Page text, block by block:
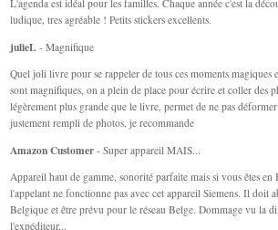
L'agenda est idéal pour les familles. Chaque année c'est la
ludique, tres agréable ! Petits stickers excellents.
julieL - Magnifique
Quel joli livre pour se rappeler de tous ces moments magiques
sont magnifiques, on a plein de place pour écrire et coller des
légèrement plus grande que le livre, permet de ne pas
justement rempli de photos, je recommande
Amazon Customer - Super appareil MAIS...
Appareil haut de gamme, sonorité parfaite mais si vous êtes
l'appelant ne fonctionne pas avec cet appareil Siemens. Il doit
Belgique et être prévu pour le réseau Belge. Dommage vu la
l'expéditeur...